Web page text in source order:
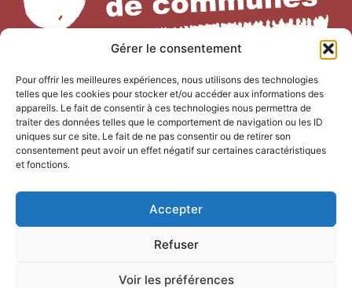
Gérer le consentement
Pour offrir les meilleures expériences, nous utilisons des technologies
telles que les cookies pour stocker et/ou accéder aux informations des
appareils. Le fait de consentir à ces technologies nous permettra de
traiter des données telles que le comportement de navigation ou les ID
uniques sur ce site. Le fait de ne pas consentir ou de retirer son
consentement peut avoir un effet négatif sur certaines caractéristiques
et fonctions.
Accepter
Refuser
Voir les préférences
NOUS CONTACTER
Office de Tourisme Terre de
Camargue
247 Bd Gambetta,
30220 Saint-Laurent-d’Aigouze
04 66 77 22 31